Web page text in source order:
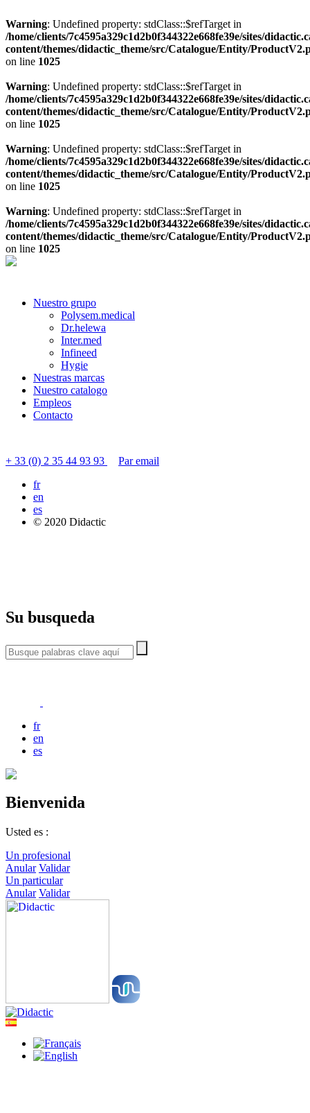
Warning: Undefined property: stdClass::$refTarget in
/home/clients/7c4595a329c1d2b0f344322e668fe39e/sites/
content/themes/didactic_theme/src/Catalogue/Entity/
on line 1025
Warning: Undefined property: stdClass::$refTarget in
/home/clients/7c4595a329c1d2b0f344322e668fe39e/sites/
content/themes/didactic_theme/src/Catalogue/Entity/
on line 1025
Warning: Undefined property: stdClass::$refTarget in
/home/clients/7c4595a329c1d2b0f344322e668fe39e/sites/
content/themes/didactic_theme/src/Catalogue/Entity/
on line 1025
Warning: Undefined property: stdClass::$refTarget in
/home/clients/7c4595a329c1d2b0f344322e668fe39e/sites/
content/themes/didactic_theme/src/Catalogue/Entity/
on line 1025
Nuestro grupo
Polysem.medical
Dr.helewa
Inter.med
Infineed
Hygie
Nuestras marcas
Nuestro catalogo
Empleos
Contacto
+ 33 (0) 2 35 44 93 93
Par email
fr
en
es
© 2020 Didactic
Su busqueda
fr
en
es
Bienvenida
Usted es :
Un profesional
Anular Validar
Un particular
Anular Validar